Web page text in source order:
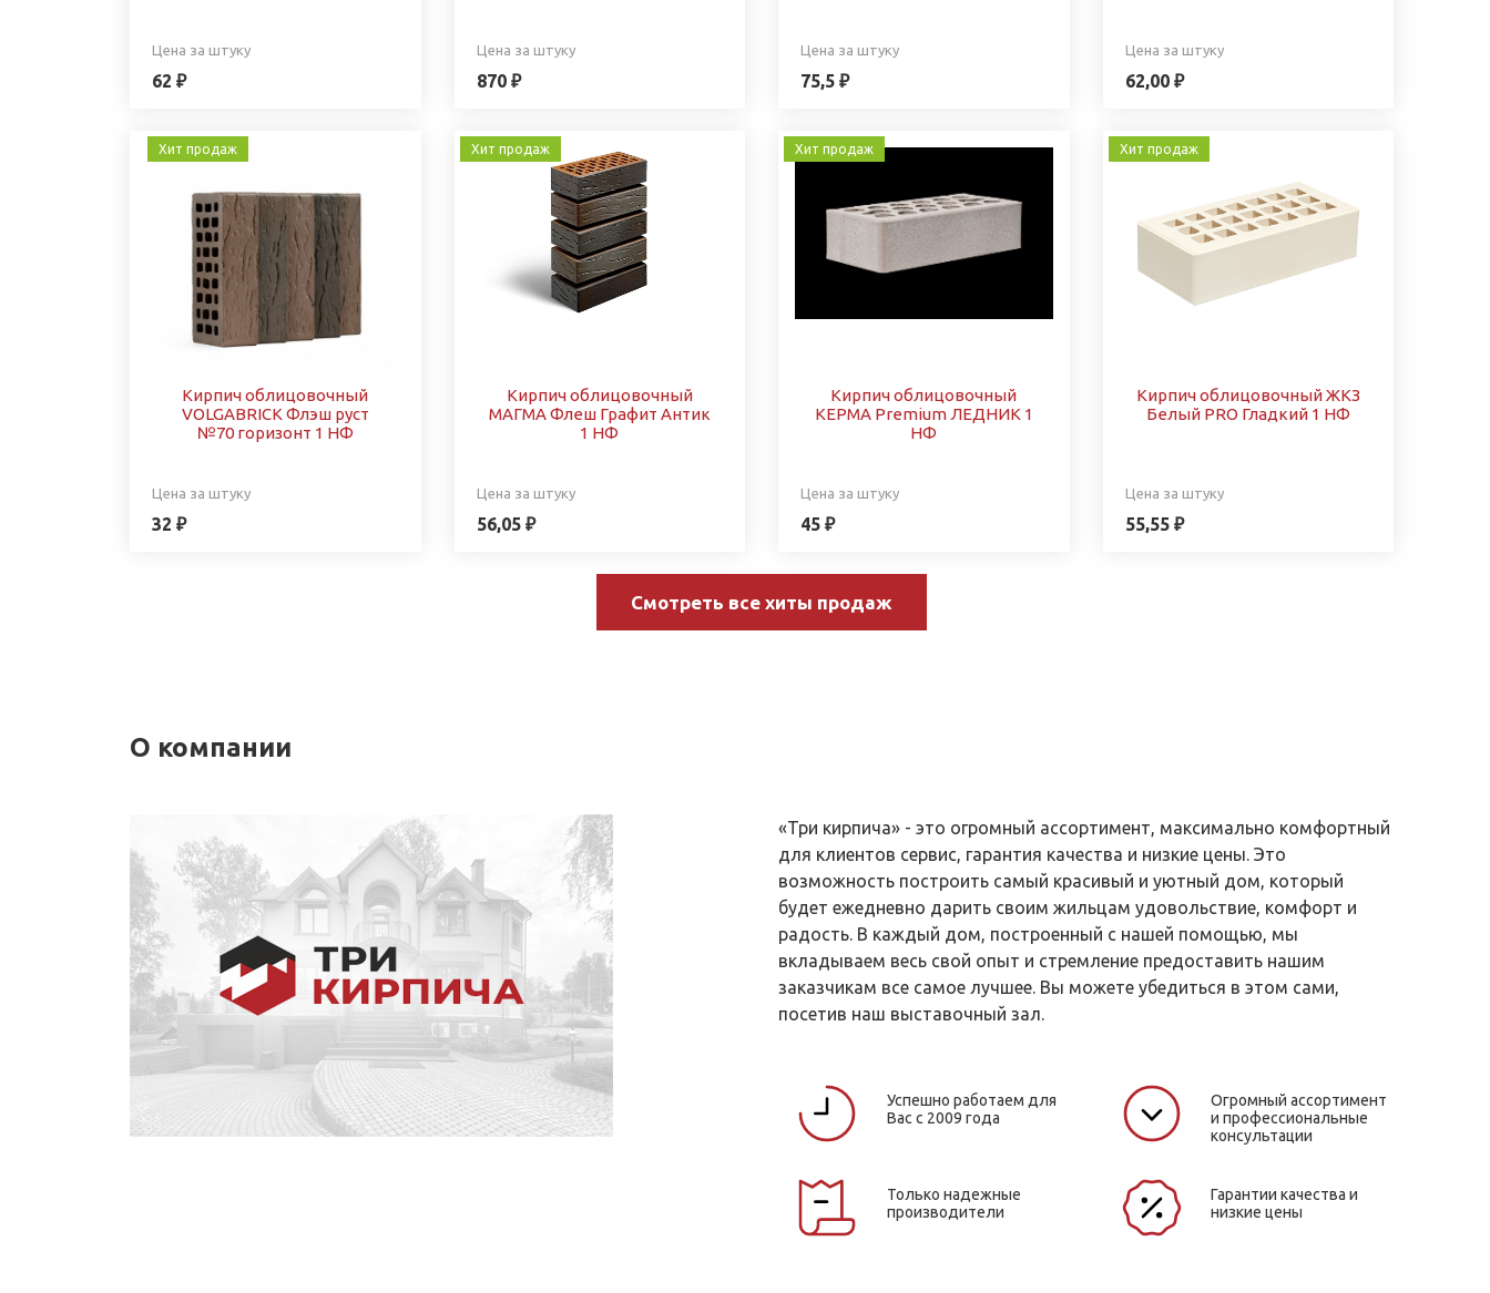
Цена за штуку
62 ₽
Цена за штуку
870 ₽
Цена за штуку
75,5 ₽
Цена за штуку
62,00 ₽
Хит продаж
Кирпич облицовочный
VOLGABRICK Флэш руст
№70 горизонт 1 НФ
Цена за штуку
32 ₽
Хит продаж
Кирпич облицовочный
МАГМА Флеш Графит Антик
1 НФ
Цена за штуку
56,05 ₽
Хит продаж
Кирпич облицовочный
КЕРМА Premium ЛЕДНИК 1
НФ
Цена за штуку
45 ₽
Хит продаж
Кирпич облицовочный ЖКЗ
Белый PRO Гладкий 1 НФ
Цена за штуку
55,55 ₽
Смотреть все хиты продаж
О компании
«Три кирпича» - это огромный ассортимент, максимально комфортный
для клиентов сервис, гарантия качества и низкие цены. Это
возможность построить самый красивый и уютный дом, который
будет ежедневно дарить своим жильцам удовольствие, комфорт и
радость. В каждый дом, построенный с нашей помощью, мы
вкладываем весь свой опыт и стремление предоставить нашим
заказчикам все самое лучшее. Вы можете убедиться в этом сами,
посетив наш выставочный зал.
Успешно работаем для
Вас с 2009 года
Огромный ассортимент
и профессиональные
консультации
Только надежные
производители
Гарантии качества и
низкие цены